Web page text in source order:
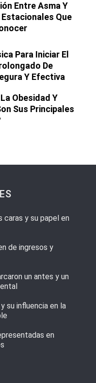
Entre Asma Y
Que
Para Iniciar El
De
Y Efectiva
Obesidad Y
Sus Principales
caras y su papel en
de ingresos y
un antes y un
su influencia en la
en